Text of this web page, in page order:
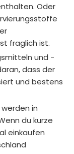
Oder
fraglich ist.
und -
dass der
und bestens
in
du kurze
einkaufen